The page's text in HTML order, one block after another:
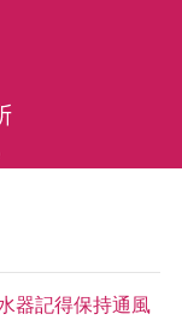
器記得保持通風